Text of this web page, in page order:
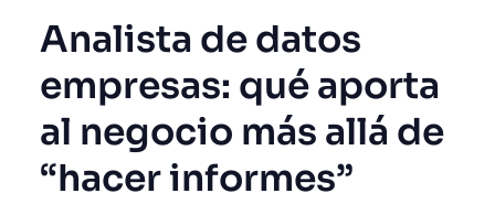
Analista de datos
empresas: qué aporta
al negocio más allá de
“hacer informes”